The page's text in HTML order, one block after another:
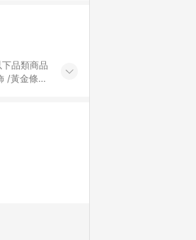
/黃金條
外) 3. 訂